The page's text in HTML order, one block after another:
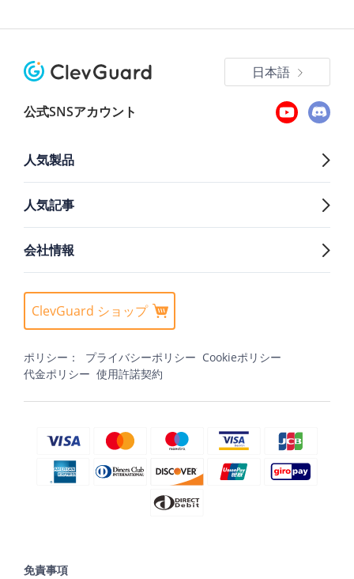
公式SNSアカウント
日本語
人気製品
人気記事
会社情報
ClevGuard ショップ
ポリシー： プライバシーポリシー Cookieポリシー
代金ポリシー 使用許諾契約
免責事項